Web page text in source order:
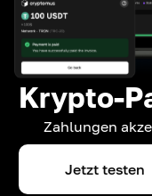
Krypto-
Zahlungen
Jetzt testen